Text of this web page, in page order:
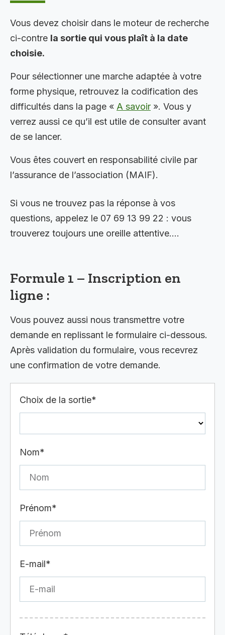
Vous devez choisir dans le moteur de recherche
ci-contre la sortie qui vous plaît à la date
choisie.
Pour sélectionner une marche adaptée à votre
forme physique, retrouvez la codification des
difficultés dans la page « A savoir ». Vous y
verrez aussi ce qu’il est utile de consulter avant
de se lancer.
Vous êtes couvert en responsabilité civile par
l’assurance de l’association (MAIF).
Si vous ne trouvez pas la réponse à vos
questions, appelez le 07 69 13 99 22 : vous
trouverez toujours une oreille attentive….
Formule 1 – Inscription en
ligne :
Vous pouvez aussi nous transmettre votre
demande en replissant le formulaire ci-dessous.
Après validation du formulaire, vous recevrez
une confirmation de votre demande.
Choix de la sortie*
Nom*
Prénom*
E-mail*